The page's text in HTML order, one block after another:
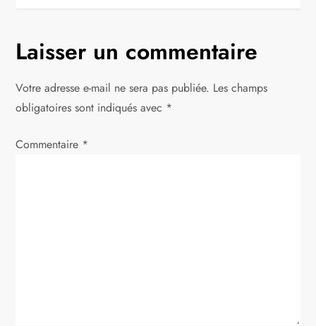
g
a
t
i
Laisser un commentaire
Votre adresse e-mail ne sera pas publiée. Les champs
obligatoires sont indiqués avec *
Commentaire *